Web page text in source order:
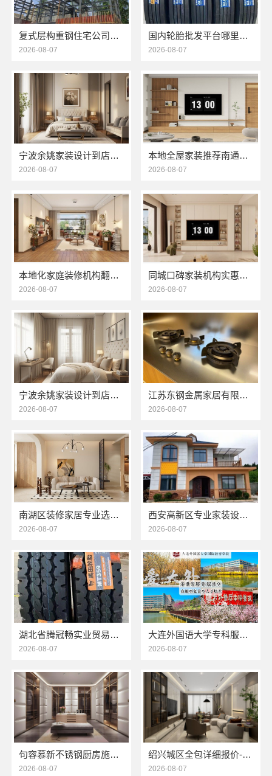
复式层构重钢住宅公司—云南晟构建筑建材有限公司定制化服务
2026-08-07
国内轮胎批发平台哪里买，湖北省腾冠畅实业贸易有限公司正品保障
2026-08-07
宁波余姚家装设计到店咨询，宁波雅美和居建材科技有限公司
2026-08-07
本地全屋家装推荐南通宏域全宅装饰建材有限公司
2026-08-07
本地化家庭装修机构翻新，嘉兴绿色之家建材科技有限公司
2026-08-07
同城口碑家装机构实惠，嘉兴绿色之家建材科技有限公司
2026-08-07
宁波余姚家装设计到店咨询宁波雅美和居建材科技有限公司
2026-08-07
江苏东钢金属家居有限公司豪宅现代轻奢定制流程揭秘
2026-08-07
南湖区装修家居专业选择嘉兴家美建材科技有限公司
2026-08-07
西安高新区专业家装设计刚需房售后完善-居安天成
2026-08-07
湖北省腾冠畅实业贸易有限公司：专业轮胎批发平台解决方案
2026-08-07
大连外国语大学专科服务资讯学校环境怎么样
2026-08-07
句容慕新不锈钢厨房施工标准化流程
2026-08-07
绍兴城区全包详细报价-绍兴卓鑫装饰材料有限公司透明报价
2026-08-07